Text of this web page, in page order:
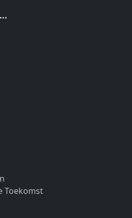
Toekomst